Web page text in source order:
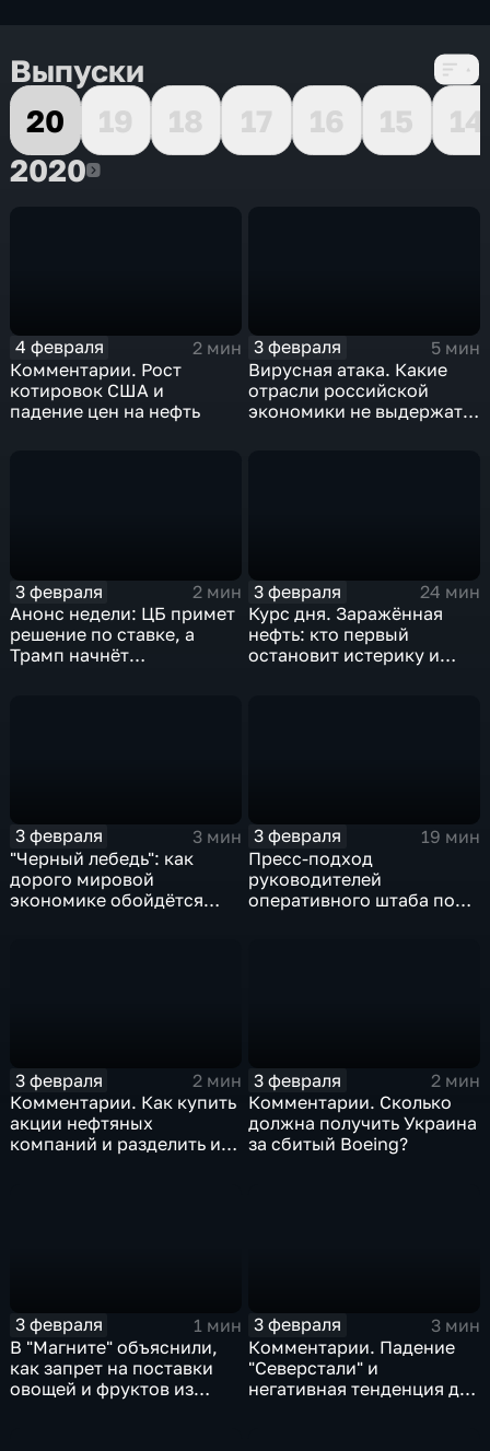
Выпуски
20
19 18 17 16 15
14
20202020
4 февраля
2 мин
Комментарии. Рост
котировок США и
падение цен на нефть
3 февраля
5 мин
Вирусная атака. Какие
отрасли российской
экономики не выдержат
3 февраля
2 мин
Анонс недели: ЦБ примет
решение по ставке, а
Трамп начнёт
3 февраля
24 мин
Курс дня. Заражённая
нефть: кто первый
остановит истерику и
3 февраля
3 мин
"Черный лебедь": как
дорого мировой
экономике обойдётся
3 февраля
19 мин
Пресс-подход
руководителей
оперативного штаба по
3 февраля
2 мин
Комментарии. Как купить
акции нефтяных
компаний и разделить их
3 февраля
2 мин
Комментарии. Сколько
должна получить Украина
за сбитый Boeing?
3 февраля
1 мин
В "Магните" объяснили,
как запрет на поставки
овощей и фруктов из
3 февраля
3 мин
Комментарии. Падение
"Северстали" и
негативная тенденция для